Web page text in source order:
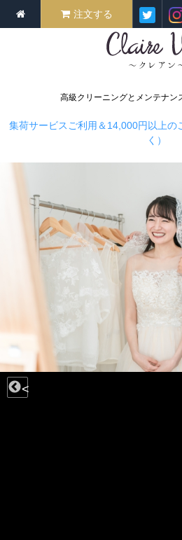
高級クリーニングとメンテナン
注文する
集荷サービスご利用＆14,000円以上の
く）
<